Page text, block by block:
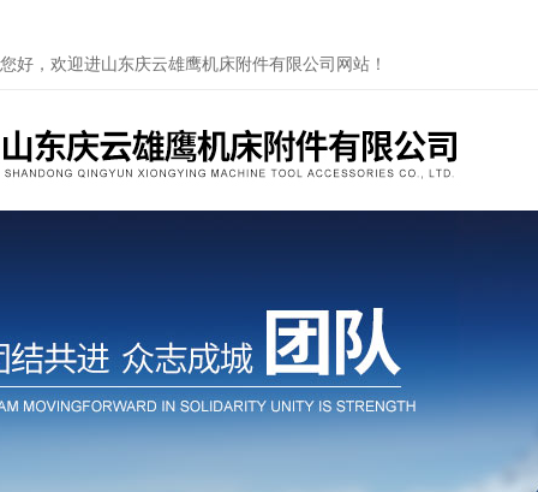
您好，欢迎进山东庆云雄鹰机床附件有限公司网站！